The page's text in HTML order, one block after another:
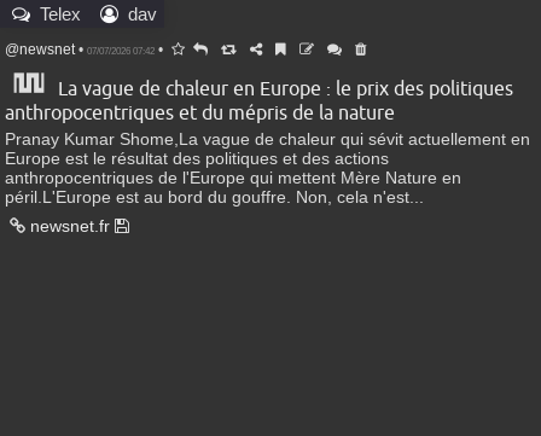
Telex dav
@newsnet• 07/07/2026 07:42 •
La vague de chaleur en Europe : le prix des politiques
anthropocentriques et du mépris de la nature
Pranay Kumar Shome,La vague de chaleur qui sévit actuellement en
Europe est le résultat des politiques et des actions
anthropocentriques de l'Europe qui mettent Mère Nature en
péril.L'Europe est au bord du gouffre. Non, cela n'est...
newsnet.fr